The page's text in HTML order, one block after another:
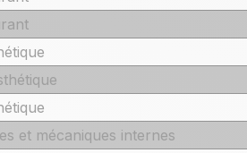
et mécaniques internes